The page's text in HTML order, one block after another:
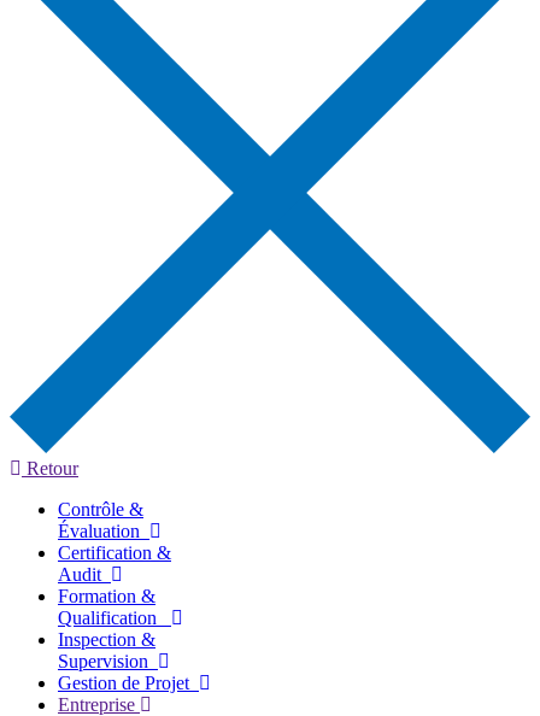
Retour
Contrôle &
Évaluation
Certification &
Audit
Formation &
Qualification
Inspection &
Supervision
Gestion de Projet
Entreprise